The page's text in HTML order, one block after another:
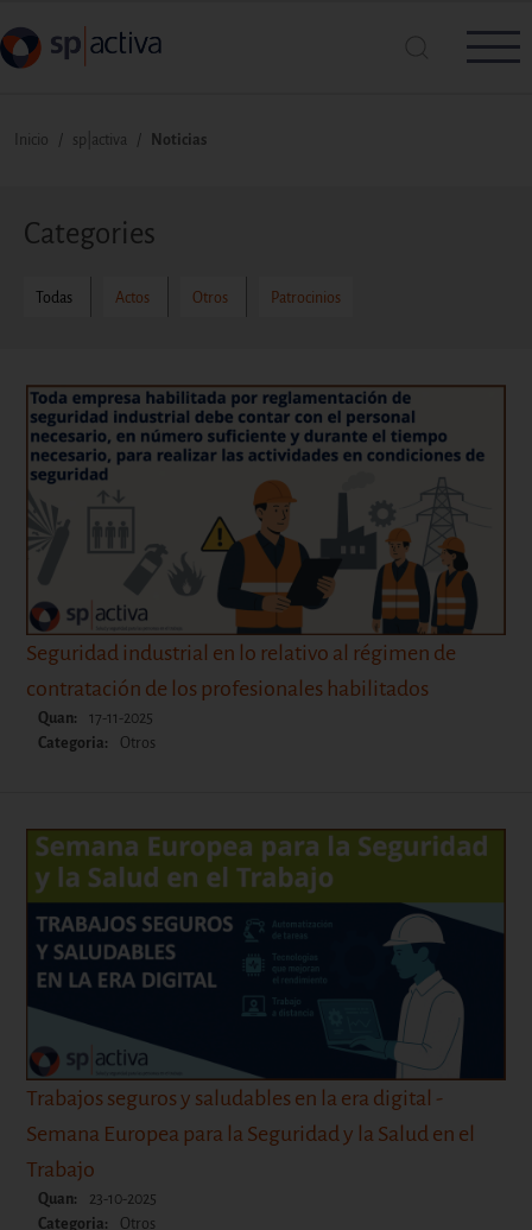
Ruta de navegación
Inicio sp|activa Noticias
Categories
Todas Actos Otros Patrocinios
Seguridad industrial en lo relativo al régimen de
contratación de los profesionales habilitados
Quan:
17-11-2025
Categoria:
Otros
Trabajos seguros y saludables en la era digital -
Semana Europea para la Seguridad y la Salud en el
Trabajo
Quan:
23-10-2025
Categoria:
Otros